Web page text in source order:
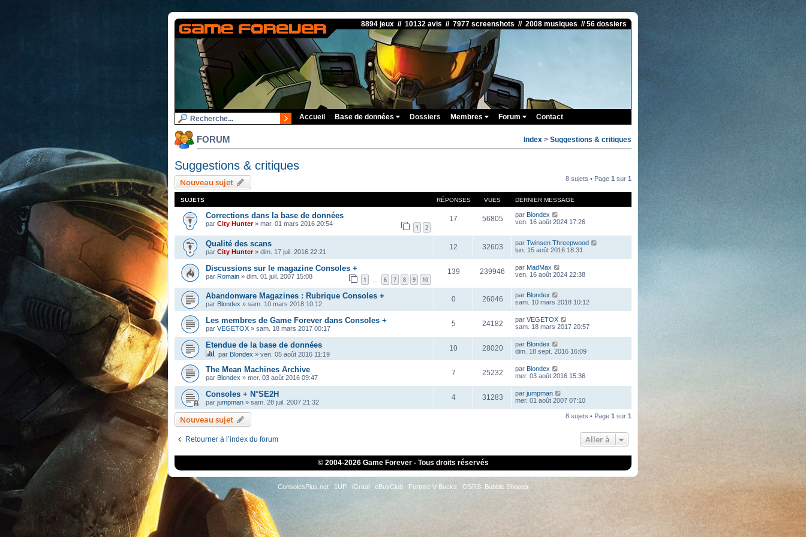
8894 jeux // 10132 avis // 7977 screenshots // 2008 musiques // 56 dossiers
Accueil Base de données Dossiers Membres Forum Contact
FORUM Index > Suggestions & critiques
Suggestions & critiques
Nouveau sujet 8 sujets • Page 1 sur 1
SUJETS RÉPONSES VUES DERNIER MESSAGE
Corrections dans la base de données
par City Hunter» mar. 01 mars 2016 20:54 1 2
17 56805 par Blondex
ven. 16 août 2024 17:26
Qualité des scans
par City Hunter» dim. 17 juil. 2016 22:21
12 32603 par Twinsen Threepwood
lun. 15 août 2016 18:31
Discussions sur le magazine Consoles +
par Romain » dim. 01 juil. 2007 15:08 1 6 7 8 9 10
139 239946 par MadMax
ven. 16 août 2024 22:38
Abandonware Magazines : Rubrique Consoles +
par Blondex » sam. 10 mars 2018 10:12
0 26046 par Blondex
sam. 10 mars 2018 10:12
Les membres de Game Forever dans Consoles +
par VEGETOX » sam. 18 mars 2017 00:17
5 24182 par VEGETOX
sam. 18 mars 2017 20:57
Etendue de la base de données
par Blondex » ven. 05 août 2016 11:19
10 28020 par Blondex
dim. 18 sept. 2016 16:09
The Mean Machines Archive
par Blondex » mer. 03 août 2016 09:47
7 25232 par Blondex
mer. 03 août 2016 15:36
Consoles + N°SE2H
par jumpman » sam. 28 juil. 2007 21:32
4 31283 par jumpman
mer. 01 août 2007 07:10
Nouveau sujet 8 sujets • Page 1 sur 1
Retourner à l’index du forum Aller à
© 2004-2026 Game Forever - Tous droits réservés
ConsolesPlus.net 1UP iGraal eBuyClub Fortnite V-Bucks OSRS Bubble Shooter